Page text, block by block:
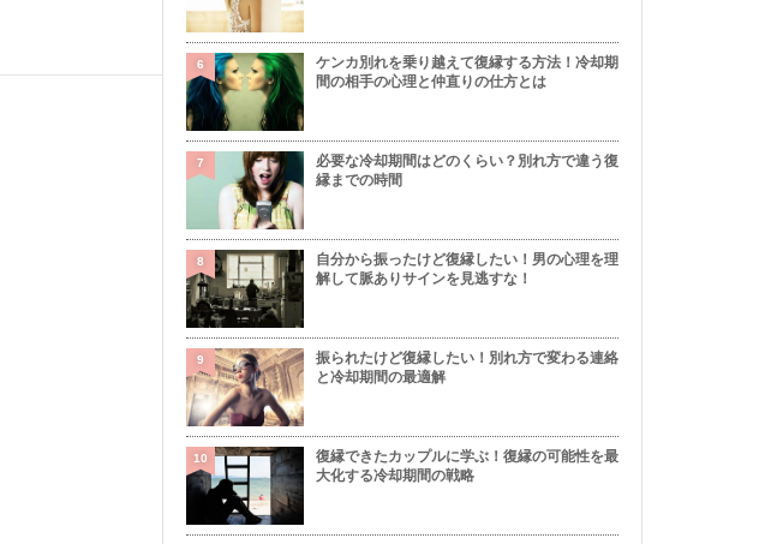
ケンカ別れを乗り越えて復縁する方法！冷却期
間の相手の心理と仲直りの仕方とは
6
必要な冷却期間はどのくらい？別れ方で違う復
縁までの時間
7
自分から振ったけど復縁したい！男の心理を理
解して脈ありサインを見逃すな！
8
振られたけど復縁したい！別れ方で変わる連絡
と冷却期間の最適解
9
復縁できたカップルに学ぶ！復縁の可能性を最
大化する冷却期間の戦略
10